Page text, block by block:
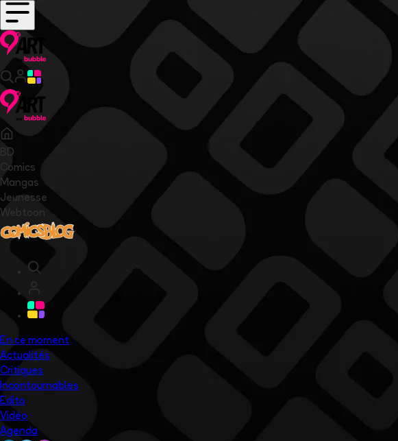
BD
Comics
Mangas
Jeunesse
Webtoon
En ce moment
Actualités
Critiques
Incontournables
Edito
Vidéo
Agenda